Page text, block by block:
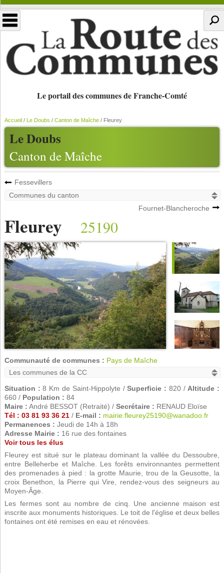
Le portail des communes de Franche-Comté
Le Doubs
Canton de Maîche
Accueil/ Le Doubs / Canton de Maîche/ Fleurey
Fessevillers
Fournet-Blancheroche
Fleurey 25190
Communauté de communes : Pays de Maîche
Situation : 8 Km de Saint-Hippolyte /Superficie : 820 / Altitude :
660 / Population : 84
Maire : André BESSOT (Retraité) / Secrétaire : RENAUD Eloïse
Tél : 03 81 93 36 21/ E-mail : mairie.fleurey25190@wanadoo.fr
Permanences : Jeudi de 14h à 18h
Adresse Mairie : 16 rue des fontaines
Voir tous les élus
Fleurey est situé sur le plateau dominant la vallée du Dessoubre,
entre Belleherbe et Maîche. Les forêts environnantes permettent
des promenades à pied : la grotte Maurie, trou de la Geusotte, la
croix Benethon, la Pierre qui Vire, rendez-vous des seigneurs au
Moyen-Âge.
Les fermes sont au nombre de cinq. Une ancienne maison est
inscrite aux monuments historiques. Le toit de l'église et deux belles
fontaines ont été remises en eau et rénovées.